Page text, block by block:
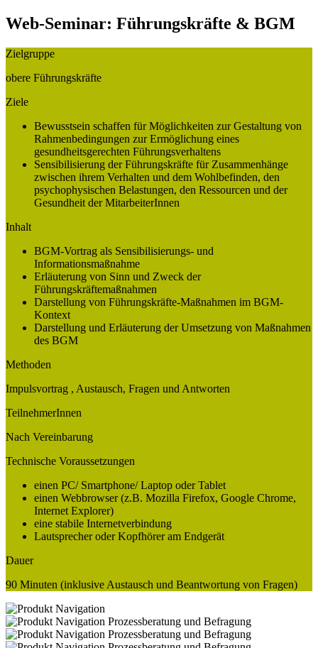
Web-Seminar: Führungskräfte & BGM
Zielgruppe
obere Führungskräfte
Ziele
Bewusstsein schaffen für Möglichkeiten zur Gestaltung von
Rahmenbedingungen zur Ermöglichung eines
gesundheitsgerechten Führungsverhaltens
Sensibilisierung der Führungskräfte für Zusammenhänge
zwischen ihrem Verhalten und dem Wohlbefinden, den
psychophysischen Belastungen, den Ressourcen und der
Gesundheit der MitarbeiterInnen
Inhalt
BGM-Vortrag als Sensibilisierungs- und
Informationsmaßnahme
Erläuterung von Sinn und Zweck der
Führungskräftemaßnahmen
Darstellung von Führungskräfte-Maßnahmen im BGM-
Kontext
Darstellung und Erläuterung der Umsetzung von Maßnahmen
des BGM
Methoden
Impulsvortrag , Austausch, Fragen und Antworten
TeilnehmerInnen
Nach Vereinbarung
Technische Voraussetzungen
einen PC/ Smartphone/ Laptop oder Tablet
einen Webbrowser (z.B. Mozilla Firefox, Google Chrome,
Internet Explorer)
eine stabile Internetverbindung
Lautsprecher oder Kopfhörer am Endgerät
Dauer
90 Minuten (inklusive Austausch und Beantwortung von Fragen)